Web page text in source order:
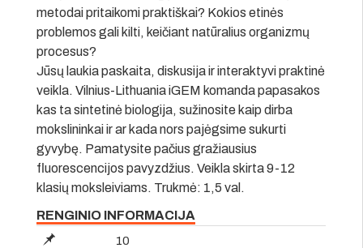
metodai pritaikomi praktiškai? Kokios etinės
problemos gali kilti, keičiant natūralius organizmų
procesus?
Jūsų laukia paskaita, diskusija ir interaktyvi praktinė
veikla. Vilnius-Lithuania iGEM komanda papasakos
kas ta sintetinė biologija, sužinosite kaip dirba
mokslininkai ir ar kada nors pajėgsime sukurti
gyvybę. Pamatysite pačius gražiausius
fluorescencijos pavyzdžius. Veikla skirta 9-12
klasių moksleiviams. Trukmė: 1,5 val.
RENGINIO INFORMACIJA
10